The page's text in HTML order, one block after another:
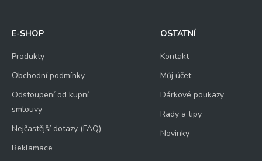
E-SHOP
Produkty
Obchodní podmínky
Odstoupení od kupní
smlouvy
Nejčastější dotazy (FAQ)
Reklamace
OSTATNÍ
Kontakt
Můj účet
Dárkové poukazy
Rady a tipy
Novinky